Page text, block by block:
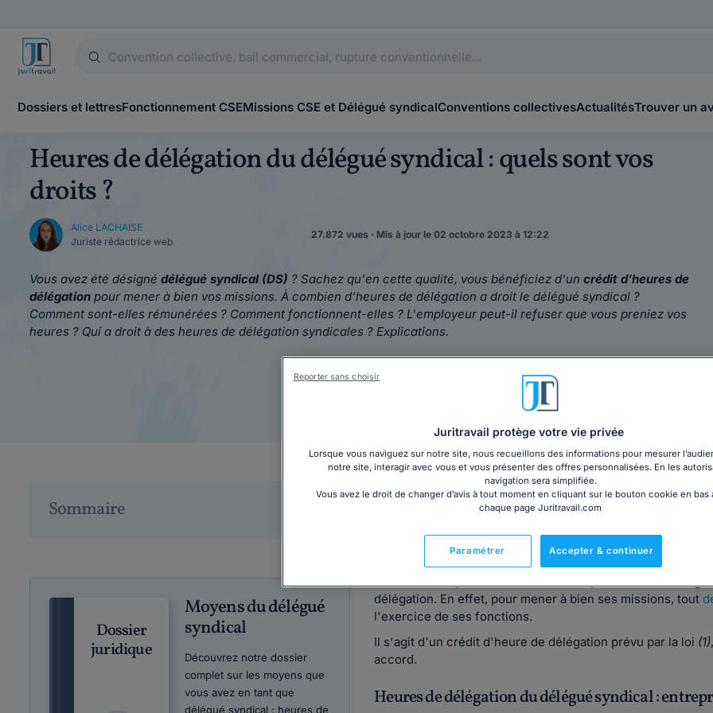
Dossiers et lettresFonctionnement CSEMissions CSE et Délégué syndicalConventions collectivesActualitésTrouver un
Heures de délégation du délégué syndical : quels sont vos
droits ?
Alice LACHAISE
Juriste rédactrice web
27.872 vues · Mis à jour le 02 octobre 2023 à 12:22
Vous avez été désigné délégué syndical (DS) ? Sachez qu'en cette qualité, vous bénéficiez d'un crédit d'heures de
délégation pour mener à bien vos missions. À combien d'heures de délégation a droit le délégué syndical ?
Comment sont-elles rémunérées ? Comment fonctionnent-elles ? L'employeur peut-il refuser que vous preniez vos
heures ? Qui a droit à des heures de délégation syndicales ? Explications.
Découvrez tous les moyens d'action du DS
Sommaire
Dossier
juridique
Moyens du délégué
syndical
Découvrez notre dossier
complet sur les moyens que
vous avez en tant que
délégué syndical : heures de
Qui a droit à un crédit d'heures de
Heures de délégation du délégué syndical :
tous les
délégation. En effet, pour mener à bien ses missions, tout
l'exercice de ses fonctions.
Il s'agit d'un crédit d'heure de délégation prévu par la loi (1)
accord.
Heures de délégation du délégué syndical :
Juritravail protège votre vie privée
Lorsque vous naviguez sur notre site, nous recueillons des informations pour mesurer
notre site, interagir avec vous et vous présenter des offres personnalisées. En les
navigation sera simplifiée.
Vous avez le droit de changer d’avis à tout moment en cliquant sur le bouton cookie en bas
chaque page Juritravail.com
Accepter & continuer
Paramétrer
Reporter sans choisir